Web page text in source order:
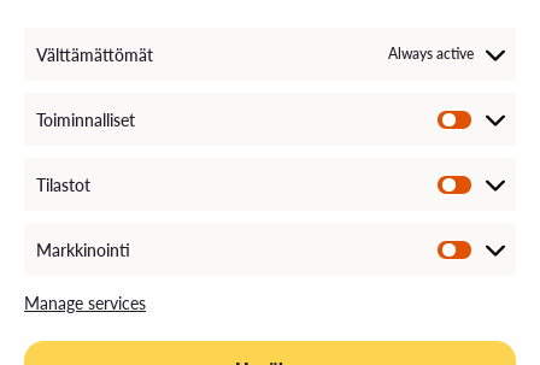
Välttämättömät Always active
Toiminnalliset
Tilastot
Markkinointi
Manage services
Come Work with Us